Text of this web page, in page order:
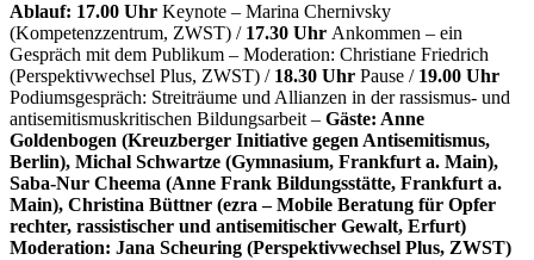
Ablauf: 17.00 Uhr Keynote – Marina Chernivsky
(Kompetenzzentrum, ZWST) / 17.30 Uhr Ankommen – ein
Gespräch mit dem Publikum – Moderation: Christiane Friedrich
(Perspektivwechsel Plus, ZWST) / 18.30 Uhr Pause / 19.00 Uhr
Podiumsgespräch: Streiträume und Allianzen in der rassismus- und
antisemitismuskritischen Bildungsarbeit – Gäste: Anne
Goldenbogen (Kreuzberger Initiative gegen Antisemitismus,
Berlin), Michal Schwartze (Gymnasium, Frankfurt a. Main),
Saba-Nur Cheema (Anne Frank Bildungsstätte, Frankfurt a.
Main), Christina Büttner (ezra – Mobile Beratung für Opfer
rechter, rassistischer und antisemitischer Gewalt, Erfurt)
Moderation: Jana Scheuring (Perspektivwechsel Plus, ZWST)